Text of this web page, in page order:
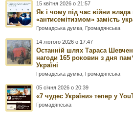
15 квітня 2026 о 21:57
Як і чому під час війни
«антисемітизмом» замість
Громадська думка Громадянська
14 лютого 2026 о 17:47
Останній шлях Тараса
нагоди 165 роковин з дня
Україні
Громадська думка Громадянська
05 січня 2026 о 20:39
«7 чудес України» тепер у
Громадянська